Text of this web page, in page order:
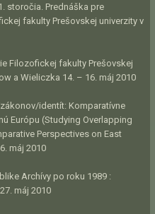
storočia. Prednáška pre
fakulty Prešovskej univerzity v
Filozofickej fakulty Prešovskej
a Wieliczka 14. – 16. máj 2010
identít: Komparatívne
Európu (Studying Overlapping
Perspectives on East
máj 2010
Archívy po roku 1989 :
máj 2010